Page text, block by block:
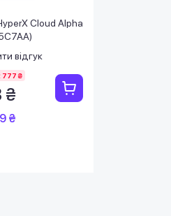
Cloud Alpha
відгук
777 ₴
₴
₴